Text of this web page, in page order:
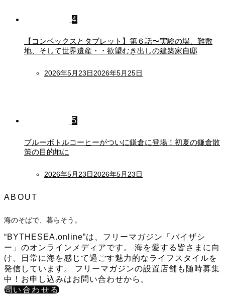
4
【コンベックスとタブレット】第６話〜実験の場、難敷
地、そして世界遺産・・欲望むき出しの建築家自邸
Posted
2026年5月23日2026年5月25日
5
ブルーボトルコーヒーがついに鎌倉に登場！初夏の鎌倉散
策の目的地に
Posted
2026年5月23日2026年5月23日
ABOUT
海のそばで、暮らそう。
“BYTHESEA.online”は、フリーマガジン「バイザシ
ー」のオンラインメディアです。 海を愛する皆さまに向
け、日常に海を感じて過ごす魅力的なライフスタイルを
発信しています。 フリーマガジンの設置店舗も随時募集
中！お申し込みはお問い合わせから。
問い合わせる